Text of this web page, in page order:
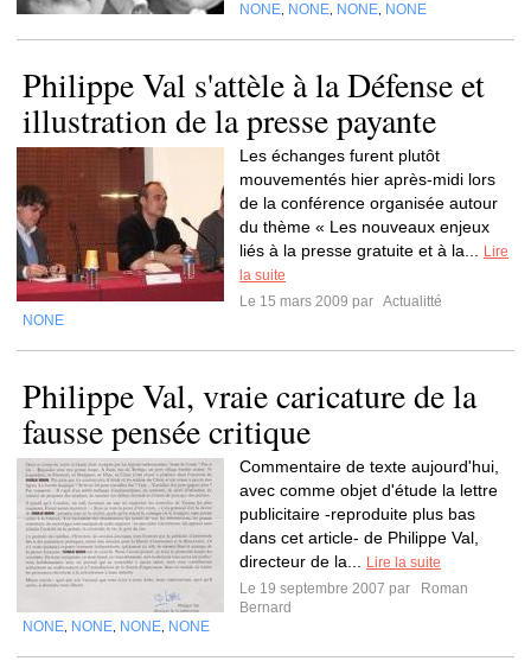
NONE NONE NONE NONE
Philippe Val s'attèle à la Défense et
illustration de la presse payante
Les échanges furent plutôt
mouvementés hier après-midi lors
de la conférence organisée autour
du thème « Les nouveaux enjeux
liés à la presse gratuite et à la...
Lire
la suite
Le 15 mars 2009 par Actualitté
NONE
Philippe Val, vraie caricature de la
fausse pensée critique
Commentaire de texte aujourd'hui,
avec comme objet d'étude la lettre
publicitaire -reproduite plus bas
dans cet article- de Philippe Val,
directeur de la...
Lire la suite
Le 19 septembre 2007 par
Roman
Bernard
NONE NONE NONE NONE